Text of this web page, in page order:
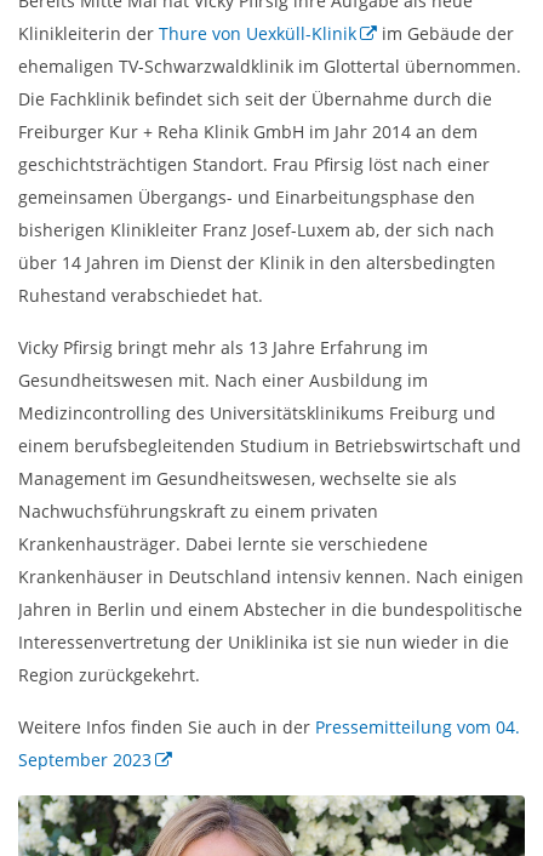
Klinikleiterin der Thure von Uexküll-Klinik
im Gebäude der
ehemaligen TV-Schwarzwaldklinik im Glottertal übernommen.
Die Fachklinik befindet sich seit der Übernahme durch die
Freiburger Kur + Reha Klinik GmbH im Jahr 2014 an dem
geschichtsträchtigen Standort. Frau Pfirsig löst nach einer
gemeinsamen Übergangs- und Einarbeitungsphase den
bisherigen Klinikleiter Franz Josef-Luxem ab, der sich nach
über 14 Jahren im Dienst der Klinik in den altersbedingten
Ruhestand verabschiedet hat.
Vicky Pfirsig bringt mehr als 13 Jahre Erfahrung im
Gesundheitswesen mit. Nach einer Ausbildung im
Medizincontrolling des Universitätsklinikums Freiburg und
einem berufsbegleitenden Studium in Betriebswirtschaft und
Management im Gesundheitswesen, wechselte sie als
Nachwuchsführungskraft zu einem privaten
Krankenhausträger. Dabei lernte sie verschiedene
Krankenhäuser in Deutschland intensiv kennen. Nach einigen
Jahren in Berlin und einem Abstecher in die bundespolitische
Interessenvertretung der Uniklinika ist sie nun wieder in die
Region zurückgekehrt.
Weitere Infos finden Sie auch in der Pressemitteilung vom 04.
September 2023